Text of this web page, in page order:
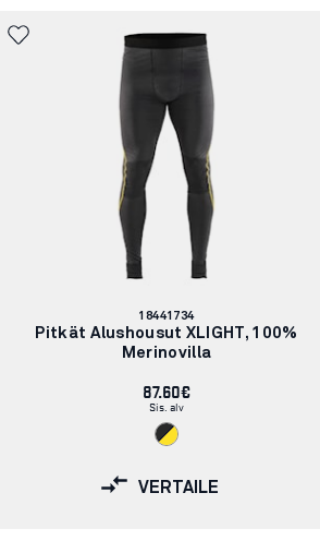
Tuotenumero:
18441734
Pitkät Alushousut XLIGHT, 100%
Merinovilla
87.60€
Sis. alv
VERTAILE